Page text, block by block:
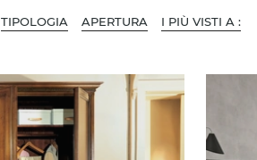
TIPOLOGIA APERTURA I PIÙ VISTI A :